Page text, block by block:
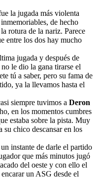
la jugada más violenta
de hecho
rotura de la nariz. Parece
entre los dos hay mucho
jugada y después de
no le dio la gana tirarse el
tú a saber, pero su fama de
ya la llevamos hasta el
siempre tuvimos a Deron
en los momentos cumbres
estaba sobre la pista. Muy
su chico descansar en los
instante de darle el partido
que más minutos jugó
del oeste y con ello el
un ASG desde el